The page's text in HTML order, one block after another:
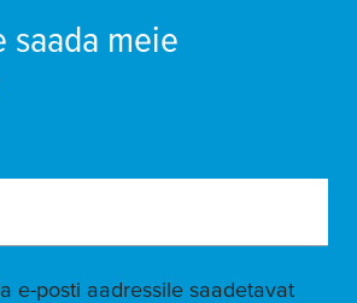
saada meie
e-posti aadressile saadetavat